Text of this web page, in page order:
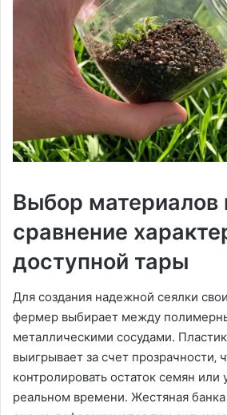
Выбор материалов
сравнение
доступной тары
Для создания надежной сеялки
фермер выбирает между
металлическими сосудами.
выигрывает за счет прозрачности‚
контролировать остаток семян или
реальном времени. Жестяная банка